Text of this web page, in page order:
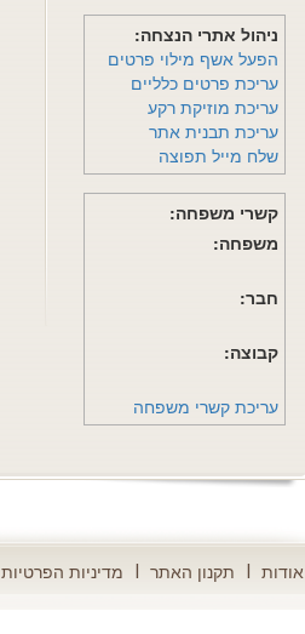
ניהול אתרי הנצחה:
הפעל אשף מילוי פרטים
עריכת פרטים כלליים
עריכת מוזיקת רקע
עריכת תבנית אתר
שלח מייל תפוצה
קשרי משפחה:
משפחה:
חבר:
קבוצה:
עריכת קשרי משפחה
אודות תקנון האתר מדיניות הפרטיות